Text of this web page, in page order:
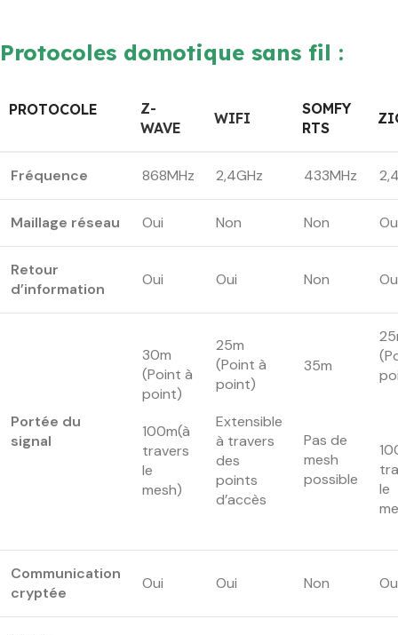
Protocoles domotique sans fil :
PROTOCOLE
Z-
WAVE
WIFI
SOMFY
RTS
Fréquence 868MHz 2,4GHz 433MHz
Maillage réseau Oui Non Non
Retour
d’information
Oui Oui Non
Portée du
signal
30m
(Point à
point)
100m(à
travers
le
mesh)
25m
(Point à
point)
Extensible
à travers
des
points
d’accès
35m
Pas de
mesh
possible
le
Communication
cryptée
Oui Oui Non